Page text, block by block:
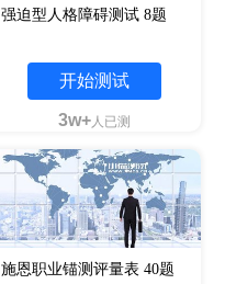
强迫型人格障碍测试 8题
开始测试
3w+人已测
施恩职业锚测评量表 40题